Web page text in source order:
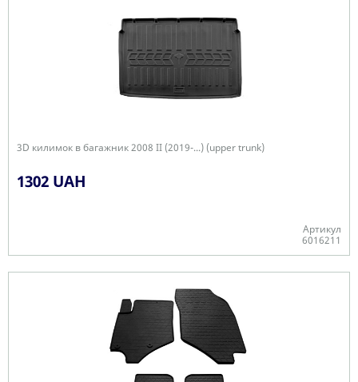
3D килимок в багажник 2008 II (2019-...) (upper trunk)
1302 UAH
Артикул
6016211